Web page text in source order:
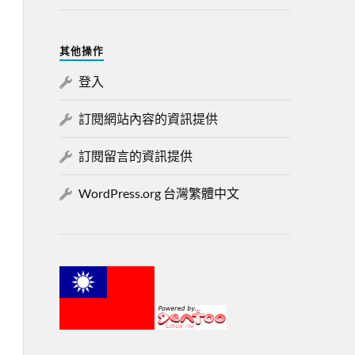
其他操作
登入
訂閱網站內容的資訊提供
訂閱留言的資訊提供
WordPress.org 台灣繁體中文